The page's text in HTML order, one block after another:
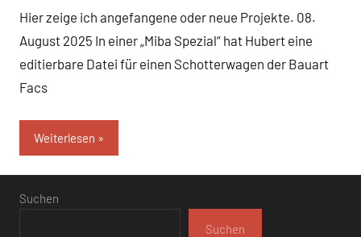
martens
Hier zeige ich angefangene oder neue Projekte. 08.
August 2025 In einer „Miba Spezial“ hat Hubert eine
editierbare Datei für einen Schotterwagen der Bauart
Facs
Weiterlesen
Suchen
Suchen